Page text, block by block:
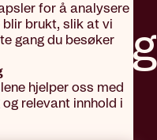
for å analysere
blir brukt, slik at vi
gang du besøker
hjelper oss med
relevant innhold i